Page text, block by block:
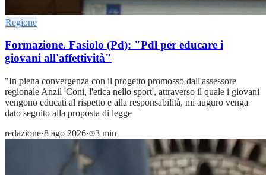
Regione
Formazione. Fasiolo (Pd): "Pdl per educare i
giovani all'affettività"
"In piena convergenza con il progetto promosso dall'assessore
regionale Anzil 'Coni, l'etica nello sport', attraverso il quale i giovani
vengono educati al rispetto e alla responsabilità, mi auguro venga
dato seguito alla proposta di legge
redazione·8 ago 2026· 3 min